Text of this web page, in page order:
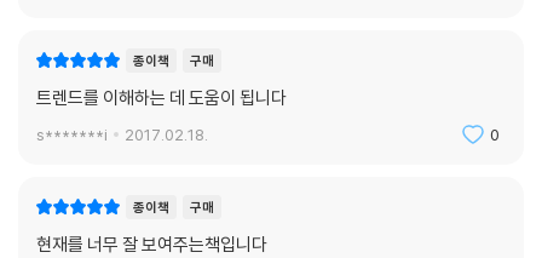
가능했던 성공의 매뉴얼도 유효기간이 만료됐다. 아무리 열심히 해도 취업
할 수 없고, 아무리 노력해도 환경을 바꿀 수 없는 가혹한 현대에 달관세대
들은 미래에 대한 기약 없는 희망을 접었다. 대신 당장 눈앞에 필요한 것과
보니 현실과 이상의 괴리를 극복하고자 포장하는 달관형 제스처가 하나의
현상이 된 것이다. 3포, 5포에 이어 N포 세대라는 말까지 등장한 힘겨운
* 숨겨져 있던 진짜 실력에 대한 공정한 평가
* 음악 프로그램의 예능적 특성 강화
* 속도의 사회에서 찾는 평범한 것의 가치
종이책 구매
트렌드를 이해하는 데 도움이 됩니다
s*******i 2017.02.18. 0
종이책 구매
현재를 너무 잘 보여주는책입니다